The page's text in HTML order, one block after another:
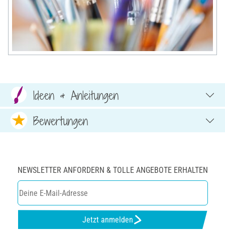
Ideen & Anleitungen
Bewertungen
NEWSLETTER ANFORDERN & TOLLE ANGEBOTE ERHALTEN
Jetzt anmelden